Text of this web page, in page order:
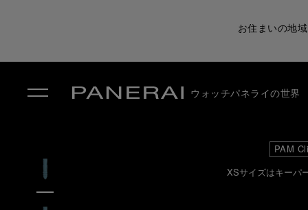
お住まいの地
ウォッチパネライの世界
PAM
XSサイズはキーパ